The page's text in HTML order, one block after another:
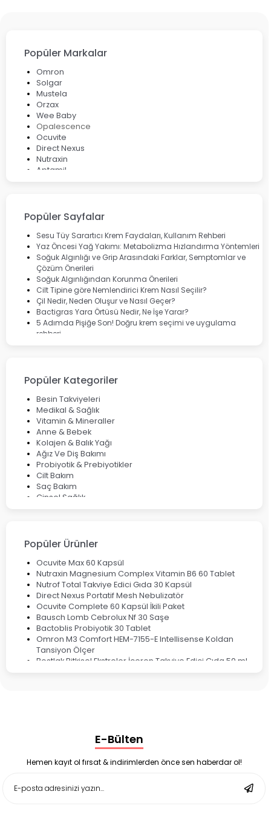
Popüler Markalar
Omron
Solgar
Mustela
Orzax
Wee Baby
Opalescence
Ocuvite
Direct Nexus
Nutraxin
Aptamil
Lansinoh
Cebrolux
Dermoskin
Marvis
Rcfarma
Popüler Sayfalar
Sesu Tüy Sarartıcı Krem Faydaları, Kullanım Rehberi
Yaz Öncesi Yağ Yakımı: Metabolizma Hızlandırma Yöntemleri
Soğuk Algınlığı ve Grip Arasındaki Farklar, Semptomlar ve
Çözüm Önerileri
Soğuk Algınlığından Korunma Önerileri
Cilt Tipine göre Nemlendirici Krem Nasıl Seçilir?
Çil Nedir, Neden Oluşur ve Nasıl Geçer?
Bactigras Yara Örtüsü Nedir, Ne İşe Yarar?
5 Adımda Pişiğe Son! Doğru krem seçimi ve uygulama
rehberi
Çözüm Yolları
Bocavirüs Enfeksiyonu Hakkında Bilmeniz Gerekenler
Deep Flex Topraklama Matı Nedir? Detaylı Rehber
Mumiyo Nedir? Faydaları ve Kullanım Alanları Nelerdir?
Popüler Kategoriler
Besin Takviyeleri
Medikal & Sağlık
Vitamin & Mineraller
Anne & Bebek
Kolajen & Balık Yağı
Ağız Ve Diş Bakımı
Probiyotik & Prebiyotikler
Cilt Bakım
Saç Bakım
Cinsel Sağlık
Popüler Ürünler
Ocuvite Max 60 Kapsül
Nutraxin Magnesium Complex Vitamin B6 60 Tablet
Nutrof Total Takviye Edici Gıda 30 Kapsül
Direct Nexus Portatif Mesh Nebulizatör
Ocuvite Complete 60 Kapsül İkili Paket
Bausch Lomb Cebrolux Nf 30 Saşe
Bactoblis Probiyotik 30 Tablet
Omron M3 Comfort HEM-7155-E Intellisense Koldan
Tansiyon Ölçer
Bestlak Bitkisel Ekstreler İçeren Takviye Edici Gıda 50 ml
Enterogermina Family 5 ml 20 Flakon
Deep Flex Stres Azaltıcı ve Enerji Dengeleyici Topraklama
Matı Set 40x60 cm
Deep Flex Stres Azaltıcı ve Enerji Dengeleyici Topraklama
E-Bülten
Hemen kayıt ol fırsat & indirimlerden önce sen haberdar ol!